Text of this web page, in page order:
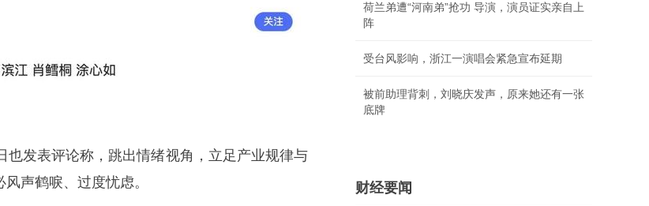
也发表评论称，跳出情绪视角，立足产业规律与
声鹤唳、过度忧虑。
荷兰弟遭“河南弟”抢功 导演，演员证实亲自上
阵
受台风影响，浙江一演唱会紧急宣布延期
被前助理背刺，刘晓庆发声，原来她还有一张
底牌
财经要闻